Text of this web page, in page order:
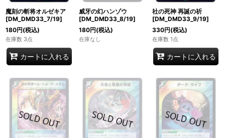
魔刻の斬将オルゼキア
[DM_DMD33_7/19]
180円(税込)
在庫数 3点
カートに入れる
威牙の幻ハンゾウ
[DM_DMD33_8/19]
180円(税込)
在庫なし
社の死神 再誕の祈
[DM_DMD33_9/19]
330円(税込)
在庫数 1点
カートに入れる